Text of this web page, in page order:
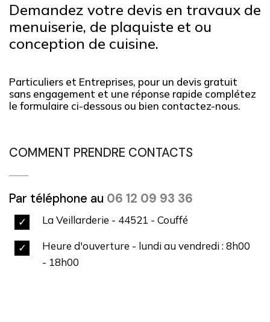
Demandez votre devis en travaux de
menuiserie, de plaquiste et ou
conception de cuisine.
Particuliers et Entreprises, pour un devis gratuit
sans engagement et une réponse rapide complétez
le formulaire ci-dessous ou bien contactez-nous.
COMMENT PRENDRE CONTACTS
Par téléphone au 06 12 09 93 36
La Veillarderie - 44521 - Couffé
Heure d'ouverture - lundi au vendredi : 8h00
- 18h00